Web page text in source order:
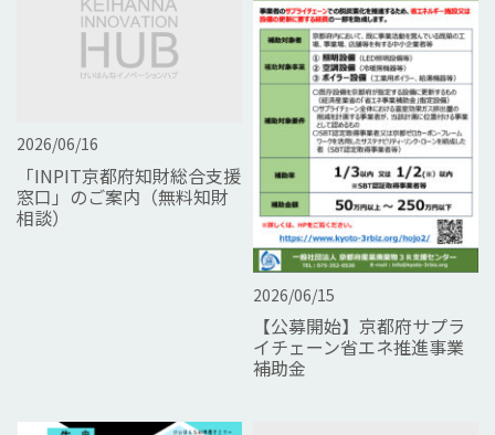
2026/06/16
「INPIT京都府知財総合⽀援
窓⼝」のご案内（無料知財
相談）
2026/06/15
【公募開始】京都府サプラ
イチェーン省エネ推進事業
補助金